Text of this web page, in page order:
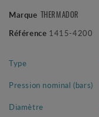
Marque THERMADOR
Référence 1415-4200
Type
Pression nominal (bars)
Diamètre